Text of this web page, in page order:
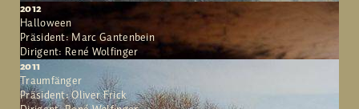
2012
Halloween
Präsident: Marc Gantenbein
Dirigent: René Wolfinger
2011
Traumfänger
Präsident: Oliver Frick